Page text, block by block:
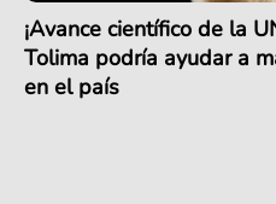
¡Avance científico de la
Tolima podría ayudar a
en el país